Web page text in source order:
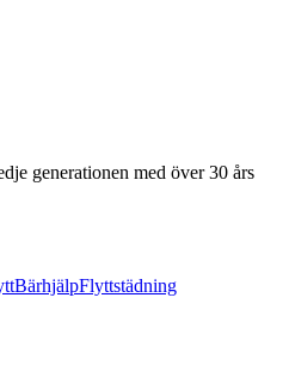
generationen med över 30 års
BärhjälpFlyttstädning